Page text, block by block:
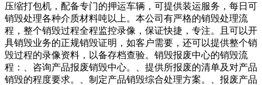
压缩打包机，配备专门的押运车辆，可提供装运服务，每日可
销毁处理各种介质材料吨以上。本公司有严格的销毁处理流
程，整个销毁过程全程监控录像，保证快捷，专注。且可以开
具销毁业务的正规销毁证明，如客户需要，还可以提供整个销
毁过程的录像资料，以备存档查验。销毁报废中心的销毁流
程：、咨询产品报废销毁中心。、提供所报废的清单及对产品
销毁的程度要求。、制定产品销毁综合处理方案。、报废产品